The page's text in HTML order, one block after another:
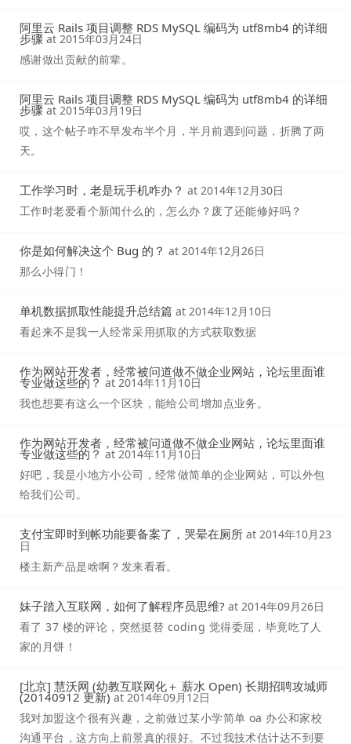
阿里云 Rails 项目调整 RDS MySQL 编码为 utf8mb4 的详细
步骤 at 2015年03月24日
感谢做出贡献的前辈。
阿里云 Rails 项目调整 RDS MySQL 编码为 utf8mb4 的详细
步骤 at 2015年03月19日
哎，这个帖子咋不早发布半个月，半月前遇到问题，折腾了两
天。
工作学习时，老是玩手机咋办？ at 2014年12月30日
工作时老爱看个新闻什么的，怎么办？废了还能修好吗？
你是如何解决这个 Bug 的？ at 2014年12月26日
那么小得门！
单机数据抓取性能提升总结篇 at 2014年12月10日
看起来不是我一人经常采用抓取的方式获取数据
作为网站开发者，经常被问道做不做企业网站，论坛里面谁
专业做这些的？ at 2014年11月10日
我也想要有这么一个区块，能给公司增加点业务。
作为网站开发者，经常被问道做不做企业网站，论坛里面谁
专业做这些的？ at 2014年11月10日
好吧，我是小地方小公司，经常做简单的企业网站，可以外包
给我们公司。
支付宝即时到帐功能要备案了，哭晕在厕所 at 2014年10月23
日
楼主新产品是啥啊？发来看看。
妹子踏入互联网，如何了解程序员思维? at 2014年09月26日
看了 37 楼的评论，突然挺替 coding 觉得委屈，毕竟吃了人
家的月饼！
[北京] 慧沃网 (幼教互联网化＋ 薪水 Open) 长期招聘攻城师
(20140912 更新) at 2014年09月12日
我对加盟这个很有兴趣，之前做过某小学简单 oa 办公和家校
沟通平台，这方向上前景真的很好。不过我技术估计达不到要